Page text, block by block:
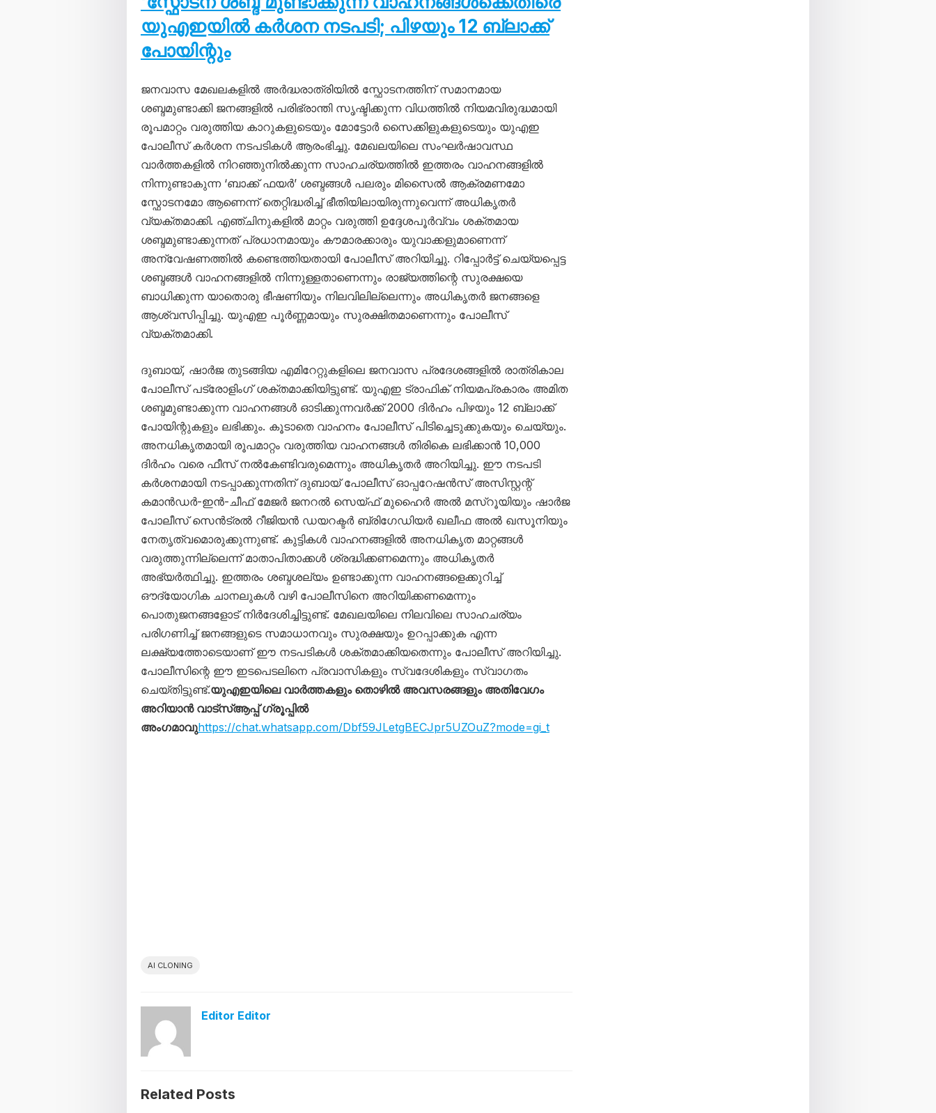
യുഎഇയിൽ കർശന നടപടി; പിഴയും 12 ബ്ലാക്ക്
പോയിന്റും
ജനവാസ മേഖലകളിൽ അർദ്ധരാത്രിയിൽ സ്ഫോടനത്തിന് സമാനമായ
ശബ്ദമുണ്ടാക്കി ജനങ്ങളിൽ പരിഭ്രാന്തി സൃഷ്ടിക്കുന്ന വിധത്തിൽ നിയമവിരുദ്ധമായി
രൂപമാറ്റം വരുത്തിയ കാറുകളുടെയും മോട്ടോർ സൈക്കിളുകളുടെയും യുഎഇ
പോലീസ് കർശന നടപടികൾ ആരംഭിച്ചു. മേഖലയിലെ സംഘർഷാവസ്ഥ
വാർത്തകളിൽ നിറഞ്ഞുനിൽക്കുന്ന സാഹചര്യത്തിൽ ഇത്തരം വാഹനങ്ങളിൽ
നിന്നുണ്ടാകുന്ന ‘ബാക്ക് ഫയർ’ ശബ്ദങ്ങൾ പലരും മിസൈൽ ആക്രമണമോ
സ്ഫോടനമോ ആണെന്ന് തെറ്റിദ്ധരിച്ച് ഭീതിയിലായിരുന്നുവെന്ന് അധികൃതർ
വ്യക്തമാക്കി. എഞ്ചിനുകളിൽ മാറ്റം വരുത്തി ഉദ്ദേശപൂർവ്വം ശക്തമായ
ശബ്ദമുണ്ടാക്കുന്നത് പ്രധാനമായും കൗമാരക്കാരും യുവാക്കളുമാണെന്ന്
അന്വേഷണത്തിൽ കണ്ടെത്തിയതായി പോലീസ് അറിയിച്ചു. റിപ്പോർട്ട് ചെയ്യപ്പെട്ട
ശബ്ദങ്ങൾ വാഹനങ്ങളിൽ നിന്നുള്ളതാണെന്നും രാജ്യത്തിന്റെ സുരക്ഷയെ
ബാധിക്കുന്ന യാതൊരു ഭീഷണിയും നിലവിലില്ലെന്നും അധികൃതർ ജനങ്ങളെ
ആശ്വസിപ്പിച്ചു. യുഎഇ പൂർണ്ണമായും സുരക്ഷിതമാണെന്നും പോലീസ്
വ്യക്തമാക്കി.
ദുബായ്, ഷാർജ തുടങ്ങിയ എമിറേറ്റുകളിലെ ജനവാസ പ്രദേശങ്ങളിൽ രാത്രികാല
പോലീസ് പട്രോളിംഗ് ശക്തമാക്കിയിട്ടുണ്ട്. യുഎഇ ട്രാഫിക് നിയമപ്രകാരം അമിത
ശബ്ദമുണ്ടാക്കുന്ന വാഹനങ്ങൾ ഓടിക്കുന്നവർക്ക് 2000 ദിർഹം പിഴയും 12 ബ്ലാക്ക്
പോയിന്റുകളും ലഭിക്കും. കൂടാതെ വാഹനം പോലീസ് പിടിച്ചെടുക്കുകയും ചെയ്യും.
അനധികൃതമായി രൂപമാറ്റം വരുത്തിയ വാഹനങ്ങൾ തിരികെ ലഭിക്കാൻ 10,000
ദിർഹം വരെ ഫീസ് നൽകേണ്ടിവരുമെന്നും അധികൃതർ അറിയിച്ചു. ഈ നടപടി
കർശനമായി നടപ്പാക്കുന്നതിന് ദുബായ് പോലീസ് ഓപ്പറേഷൻസ് അസിസ്റ്റന്റ്
കമാൻഡർ-ഇൻ-ചീഫ് മേജർ ജനറൽ സെയ്ഫ് മുഹൈർ അൽ മസ്‌റൂയിയും ഷാർജ
പോലീസ് സെൻട്രൽ റീജിയൻ ഡയറക്ടർ ബ്രിഗേഡിയർ ഖലീഫ അൽ ഖസൂനിയും
നേതൃത്വമൊരുക്കുന്നുണ്ട്. കുട്ടികൾ വാഹനങ്ങളിൽ അനധികൃത മാറ്റങ്ങൾ
വരുത്തുന്നില്ലെന്ന് മാതാപിതാക്കൾ ശ്രദ്ധിക്കണമെന്നും അധികൃതർ
അഭ്യർത്ഥിച്ചു. ഇത്തരം ശബ്ദശല്യം ഉണ്ടാക്കുന്ന വാഹനങ്ങളെക്കുറിച്ച്
ഔദ്യോഗിക ചാനലുകൾ വഴി പോലീസിനെ അറിയിക്കണമെന്നും
പൊതുജനങ്ങളോട് നിർദേശിച്ചിട്ടുണ്ട്. മേഖലയിലെ നിലവിലെ സാഹചര്യം
പരിഗണിച്ച് ജനങ്ങളുടെ സമാധാനവും സുരക്ഷയും ഉറപ്പാക്കുക എന്ന
ലക്ഷ്യത്തോടെയാണ് ഈ നടപടികൾ ശക്തമാക്കിയതെന്നും പോലീസ് അറിയിച്ചു.
പോലീസിന്റെ ഈ ഇടപെടലിനെ പ്രവാസികളും സ്വദേശികളും സ്വാഗതം
ചെയ്തിട്ടുണ്ട്.യുഎഇയിലെ വാർത്തകളും തൊഴിൽ അവസരങ്ങളും അതിവേഗം
അറിയാൻ വാട്സ്ആപ്പ് ഗ്രൂപ്പിൽ
അംഗമാവുhttps://chat.whatsapp.com/Dbf59JLetgBECJpr5UZOuZ?mode=gi_t
AI CLONING
Editor Editor
Related Posts